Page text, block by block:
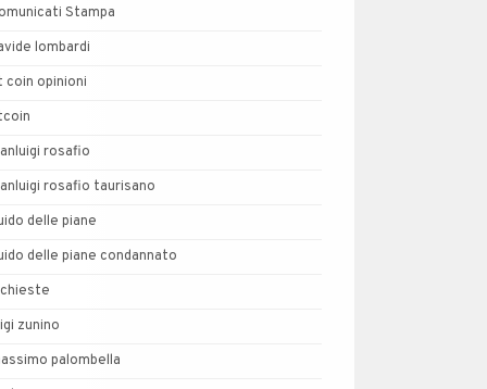
Stampa
lombardi
coin opinioni
rosafio
rosafio taurisano
delle piane
delle piane condannato
zunino
palombella